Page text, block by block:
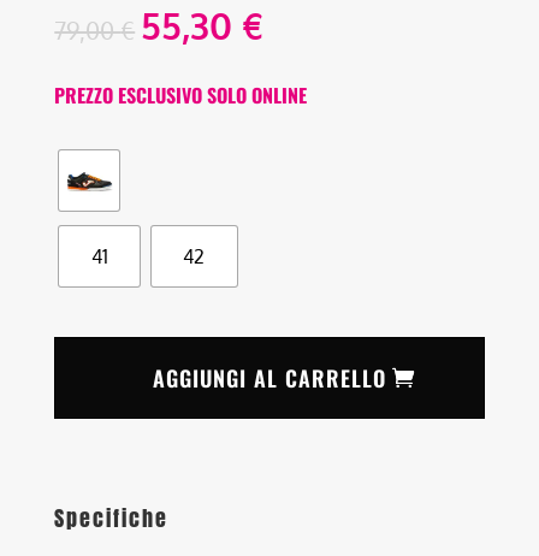
79,00€ 55,30 €
PREZZO ESCLUSIVO SOLO ONLINE
41 42
AGGIUNGI AL CARRELLO
Specifiche